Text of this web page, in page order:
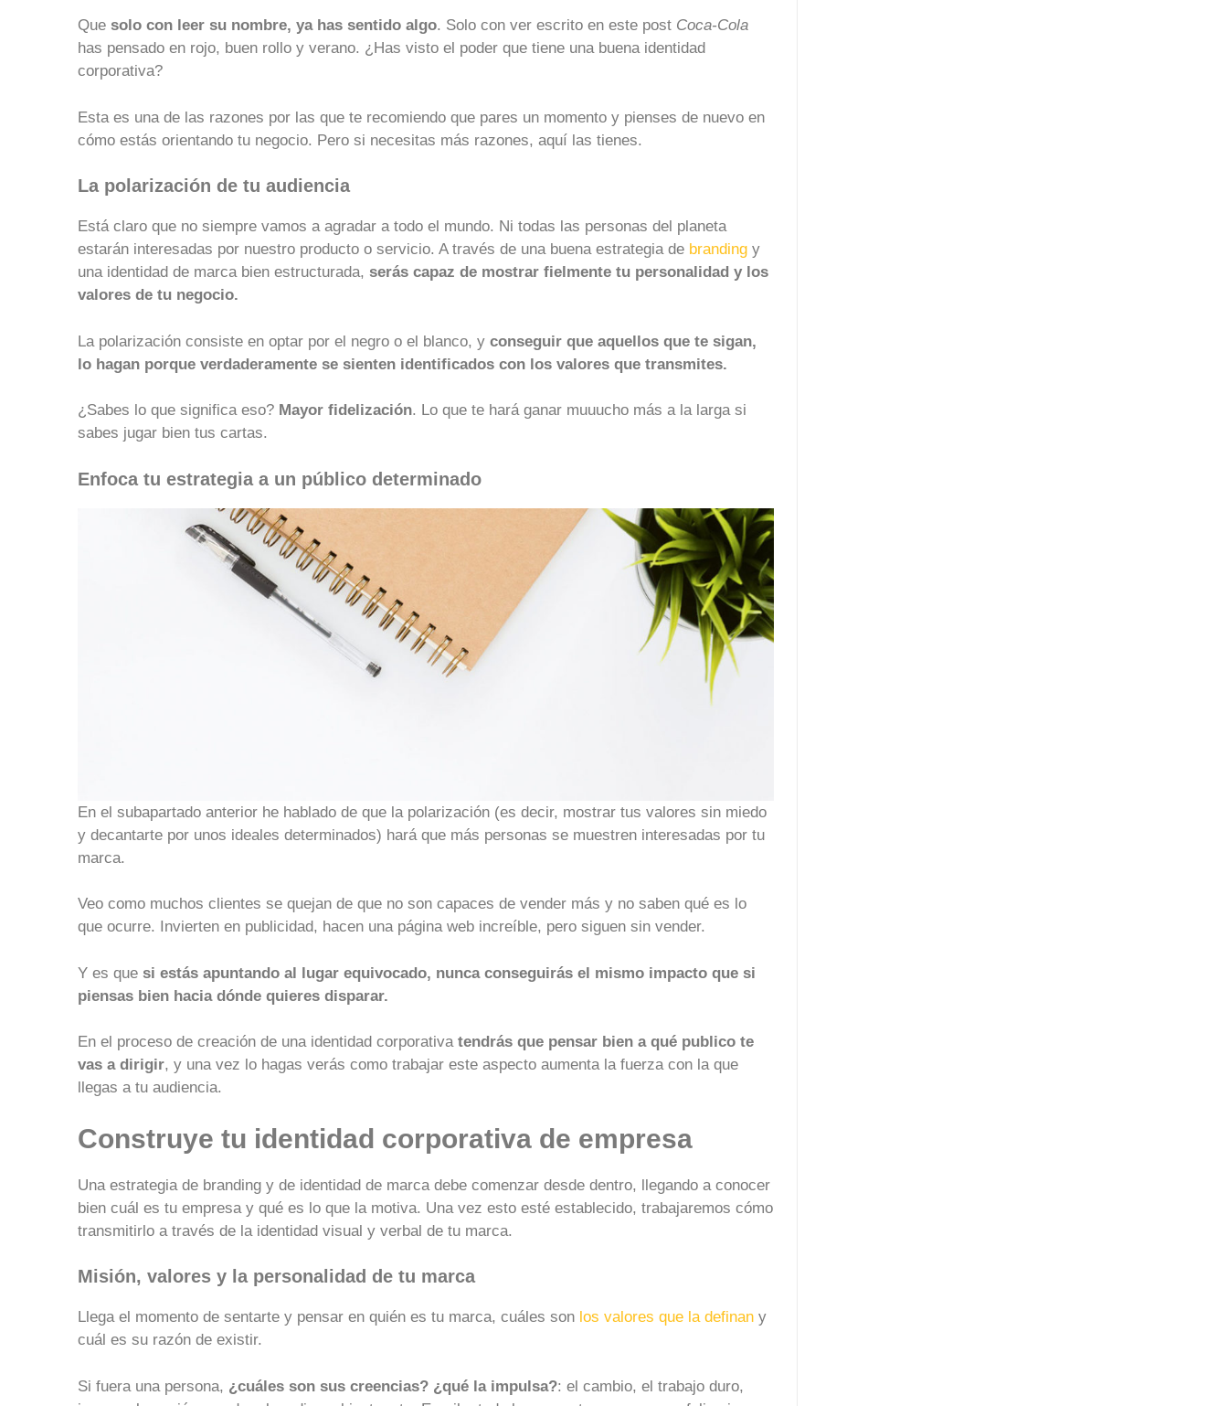
Que solo con leer su nombre, ya has sentido algo. Solo con ver escrito en este post Coca-Cola
has pensado en rojo, buen rollo y verano. ¿Has visto el poder que tiene una buena identidad
corporativa?
Esta es una de las razones por las que te recomiendo que pares un momento y pienses de nuevo en
cómo estás orientando tu negocio. Pero si necesitas más razones, aquí las tienes.
La polarización de tu audiencia
Está claro que no siempre vamos a agradar a todo el mundo. Ni todas las personas del planeta
estarán interesadas por nuestro producto o servicio. A través de una buena estrategia de branding y
una identidad de marca bien estructurada, serás capaz de mostrar fielmente tu personalidad y los
valores de tu negocio.
La polarización consiste en optar por el negro o el blanco, y conseguir que aquellos que te sigan,
lo hagan porque verdaderamente se sienten identificados con los valores que transmites.
¿Sabes lo que significa eso? Mayor fidelización. Lo que te hará ganar muuucho más a la larga si
sabes jugar bien tus cartas.
Enfoca tu estrategia a un público determinado
En el subapartado anterior he hablado de que la polarización (es decir, mostrar tus valores sin miedo
y decantarte por unos ideales determinados) hará que más personas se muestren interesadas por tu
marca.
Veo como muchos clientes se quejan de que no son capaces de vender más y no saben qué es lo
que ocurre. Invierten en publicidad, hacen una página web increíble, pero siguen sin vender.
Y es que si estás apuntando al lugar equivocado, nunca conseguirás el mismo impacto que si
piensas bien hacia dónde quieres disparar.
En el proceso de creación de una identidad corporativa tendrás que pensar bien a qué publico te
vas a dirigir, y una vez lo hagas verás como trabajar este aspecto aumenta la fuerza con la que
llegas a tu audiencia.
Construye tu identidad corporativa de empresa
Una estrategia de branding y de identidad de marca debe comenzar desde dentro, llegando a conocer
bien cuál es tu empresa y qué es lo que la motiva. Una vez esto esté establecido, trabajaremos cómo
transmitirlo a través de la identidad visual y verbal de tu marca.
Misión, valores y la personalidad de tu marca
Llega el momento de sentarte y pensar en quién es tu marca, cuáles son los valores que la definan y
cuál es su razón de existir.
Si fuera una persona, ¿cuáles son sus creencias? ¿qué la impulsa?: el cambio, el trabajo duro,